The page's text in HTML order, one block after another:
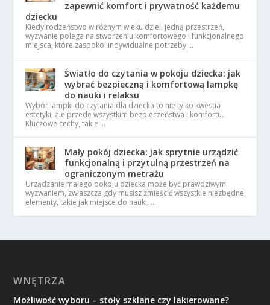
zapewnić komfort i prywatność każdemu
dziecku
Kiedy rodzeństwo w różnym wieku dzieli jedną przestrzeń,
wyzwanie polega na stworzeniu komfortowego i funkcjonalnego
miejsca, które zaspokoi indywidualne potrzeby …
Światło do czytania w pokoju dziecka: jak
wybrać bezpieczną i komfortową lampkę
do nauki i relaksu
Wybór lampki do czytania dla dziecka to nie tylko kwestia
estetyki, ale przede wszystkim bezpieczeństwa i komfortu.
Kluczowe cechy, takie …
Mały pokój dziecka: jak sprytnie urządzić
funkcjonalną i przytulną przestrzeń na
ograniczonym metrażu
Urządzanie małego pokoju dziecka może być prawdziwym
wyzwaniem, zwłaszcza gdy musisz zmieścić wszystkie niezbędne
elementy, takie jak miejsce do nauki, …
WNĘTRZA
Możliwość wyboru – stoły szklane czy lakierowane?